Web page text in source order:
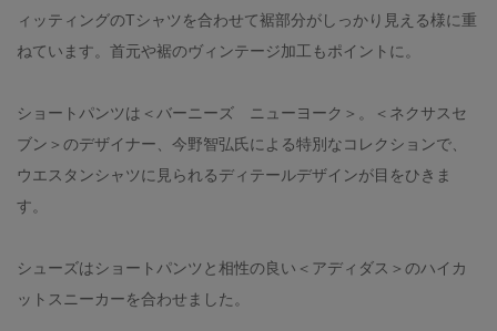
ィッティングのTシャツを合わせて裾部分がしっかり見える様に重
ねています。首元や裾のヴィンテージ加工もポイントに。
ショートパンツは＜バーニーズ ニューヨーク＞。＜ネクサスセ
ブン＞のデザイナー、今野智弘氏による特別なコレクションで、
ウエスタンシャツに見られるディテールデザインが目をひきま
す。
シューズはショートパンツと相性の良い＜アディダス＞のハイカ
ットスニーカーを合わせました。